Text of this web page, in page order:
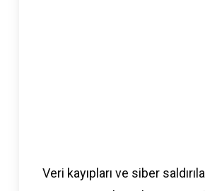
Veri kayıpları ve siber